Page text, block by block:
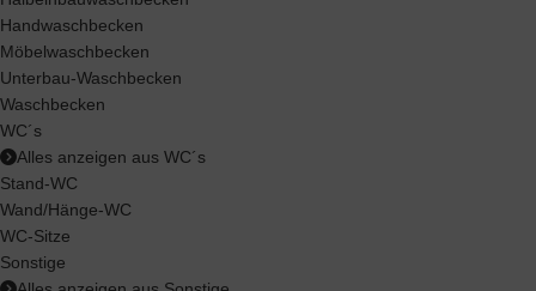
Handwaschbecken
Möbelwaschbecken
Unterbau-Waschbecken
Waschbecken
WC´s
Alles anzeigen aus WC´s
Stand-WC
Wand/Hänge-WC
WC-Sitze
Sonstige